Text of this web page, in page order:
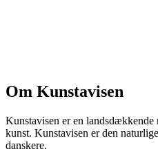
Om Kunstavisen
Kunstavisen er en landsdækkende
kunst. Kunstavisen er den
danskere.